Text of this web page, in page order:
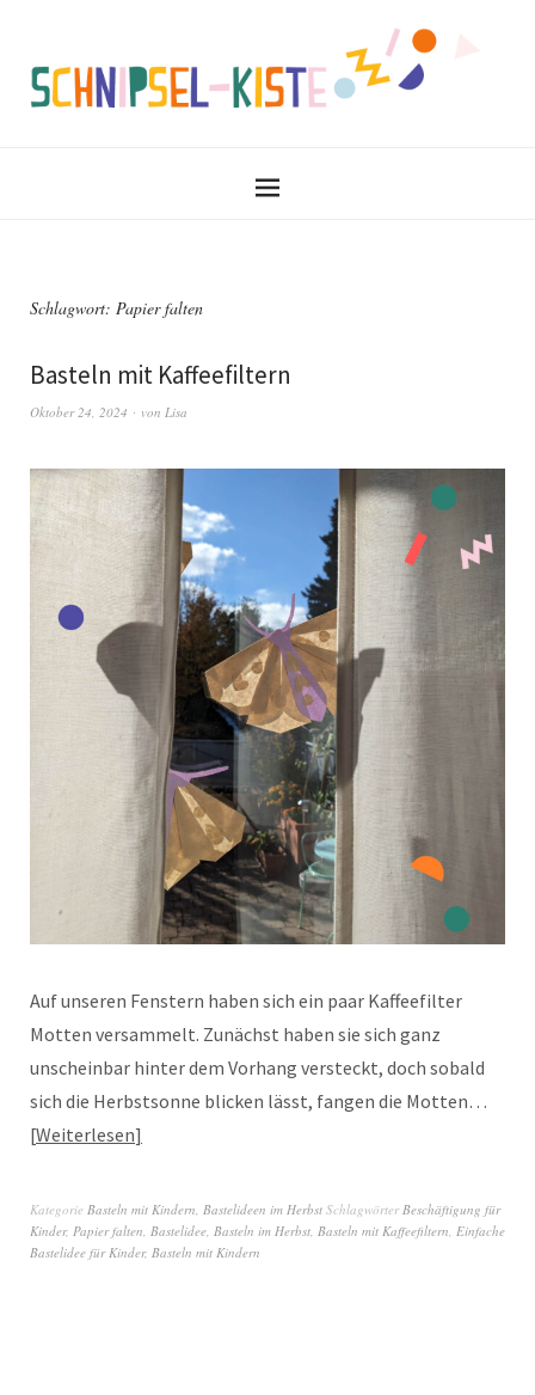
Schlagwort: Papier falten
Basteln mit Kaffeefiltern
Oktober 24, 2024 von Lisa
Auf unseren Fenstern haben sich ein paar Kaffeefilter
Motten versammelt. Zunächst haben sie sich ganz
unscheinbar hinter dem Vorhang versteckt, doch sobald
sich die Herbstsonne blicken lässt, fangen die Motten…
Weiterlesen
Kategorie Basteln mit Kindern, Bastelideen im Herbst SchlagwörterBeschäftigung für
Kinder, Papier falten, Bastelidee, Basteln im Herbst, Basteln mit Kaffeefiltern, Einfache
Bastelidee für Kinder, Basteln mit Kindern